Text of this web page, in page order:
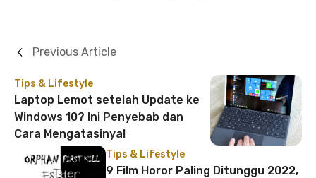
Tips & Lifestyle
Laptop Lemot setelah Update ke
Windows 10? Ini Penyebab dan
Cara Mengatasinya!
Previous Article
Tips & Lifestyle
9 Film Horor Paling Ditunggu 2022,